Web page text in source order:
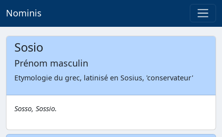
Nominis
Sosio
Prénom masculin
Etymologie du grec, latinisé en Sosius, 'conservateur'
Sosso, Sossio.